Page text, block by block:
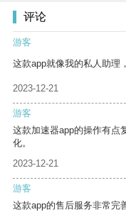
评论
游客
这款app就像我的私人助理
2023-12-21
游客
这款加速器app的操作有点
化。
2023-12-21
游客
这款app的售后服务非常完